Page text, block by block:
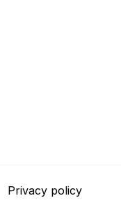
Privacy policy